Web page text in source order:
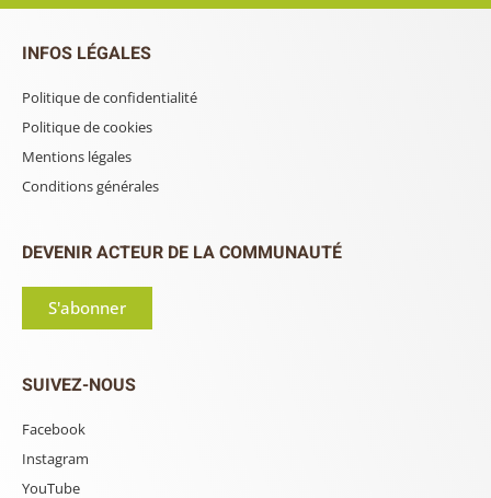
INFOS LÉGALES
Politique de confidentialité
Politique de cookies
Mentions légales
Conditions générales
DEVENIR ACTEUR DE LA COMMUNAUTÉ
S'abonner
SUIVEZ-NOUS
Facebook
Instagram
YouTube